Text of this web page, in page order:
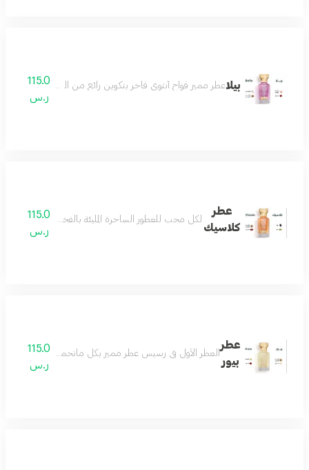
بيلاعطر مميز فواح أنثوي فاخر بتكوين رائع من الورد
115.0
ر.س
عطر
كلاسيك
لكل محب للعطور الساحرة المليئة بالفخامة والرقيّ
115.0
ر.س
عطر
بيور
العطر الأول في رسيس عطر مميز بكل ماتحمله الكلمة
115.0
ر.س